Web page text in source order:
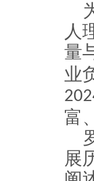
人
量
业
富
展